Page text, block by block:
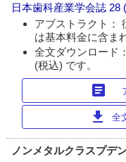
日本歯科産業学会誌 28
アブストラクト：
は基本料金に含ま
全文ダウンロード
(税込) です。
article
download 全
ノンメタルクラスプデ